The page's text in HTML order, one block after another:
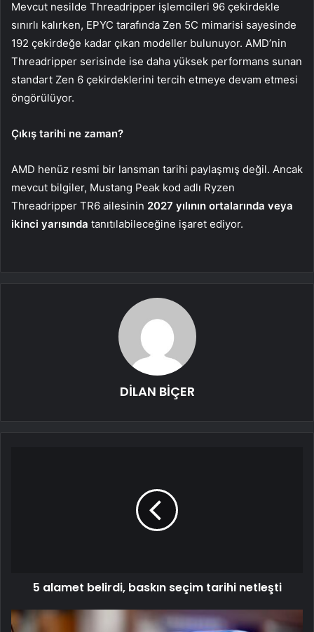
Mevcut nesilde Threadripper işlemcileri 96 çekirdekle
sınırlı kalırken, EPYC tarafında Zen 5C mimarisi sayesinde
192 çekirdeğe kadar çıkan modeller bulunuyor. AMD’nin
Threadripper serisinde ise daha yüksek performans sunan
standart Zen 6 çekirdeklerini tercih etmeye devam etmesi
öngörülüyor.
Çıkış tarihi ne zaman?
AMD henüz resmi bir lansman tarihi paylaşmış değil. Ancak
mevcut bilgiler, Mustang Peak kod adlı Ryzen
Threadripper TR6 ailesinin 2027 yılının ortalarında veya
ikinci yarısında tanıtılabileceğine işaret ediyor.
DİLAN BİÇER
5 alamet belirdi, baskın seçim tarihi netleşti